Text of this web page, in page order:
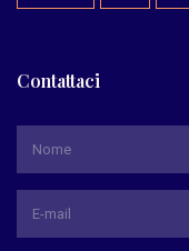
Contattaci